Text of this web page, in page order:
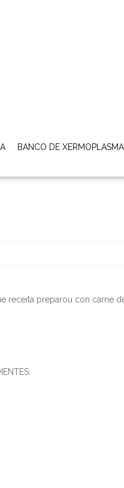
BANCO DE XERMOPLASMA
receita preparou con carne